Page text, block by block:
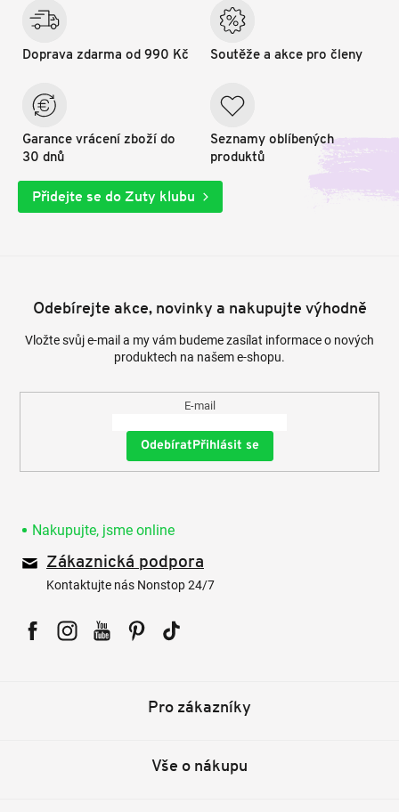
Doprava zdarma od 990 Kč
Garance vrácení zboží do
30 dnů
Soutěže a akce pro členy
Seznamy oblíbených
produktů
Přidejte se do Zuty klubu
Odebírejte akce, novinky a nakupujte výhodně
Vložte svůj e-mail a my vám budeme zasílat informace o nových
produktech na našem e-shopu.
E-mail
Přihlásit se
Nakupujte, jsme online
Zákaznická podpora
Kontaktujte nás Nonstop 24/7
Pro zákazníky
Vše o nákupu